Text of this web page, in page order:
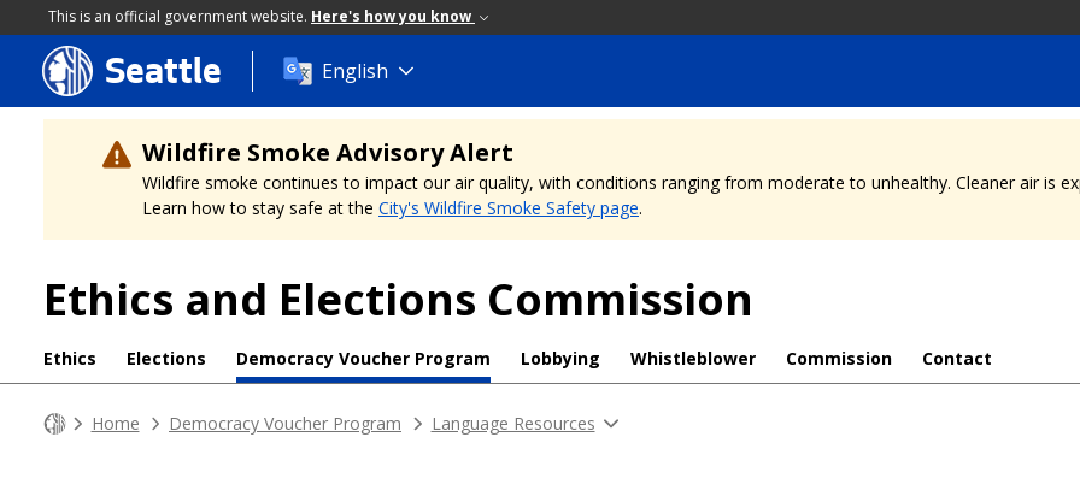
This is an official government website. Here's how you know
Skip
to
main
content
Seattle English
Wildfire Smoke Advisory Alert
Wildfire smoke continues to impact our air quality, with conditions ranging from moderate to unhealthy. Cleaner air is
Learn how to stay safe at the City's Wildfire Smoke Safety page.
Ethics and Elections Commission
Ethics Elections Democracy Voucher Program Lobbying Whistleblower Commission Contact
Home Democracy Voucher Program Language Resources